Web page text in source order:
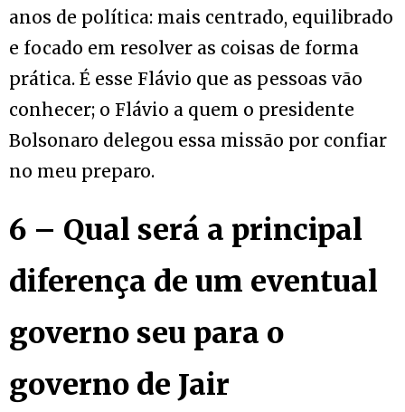
anos de política: mais centrado, equilibrado
e focado em resolver as coisas de forma
prática. É esse Flávio que as pessoas vão
conhecer; o Flávio a quem o presidente
Bolsonaro delegou essa missão por confiar
no meu preparo.
6 – Qual será a principal
diferença de um eventual
governo seu para o
governo de Jair